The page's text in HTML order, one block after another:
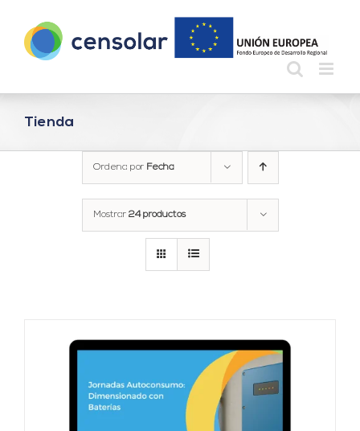
contenido
Tienda
Ordena por Fecha
Mostrar 24 productos